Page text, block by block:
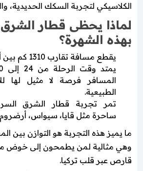
الكلاسيكي لتجربة السكك الحديدية،
لماذا يحظى قطار
بهذه الشهرة؟
يقطع مسافة تقارب 1310 كم بين أنقرة وكارس.
المسافر فرصة لا مثيل لها
الطبيعية.
تمر تجربة قطار الشرق
ساحرة مثل قايا، سيواس،
ما يميز هذه التجربة هو التوازن بين
وهي مثالية لمن يطمحون إلى خوض
قارص عبر قلب تركيا.